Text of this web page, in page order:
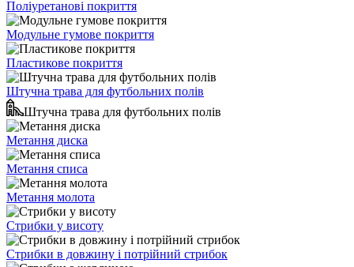
Поліуретанові покриття
Модульне гумове покриття
Пластикове покриття
Штучна трава для футбольних полів
Штучна трава для футбольних полів
Метання диска
Метання списа
Метання молота
Стрибки у висоту
Стрибки в довжину і потрійний стрибок